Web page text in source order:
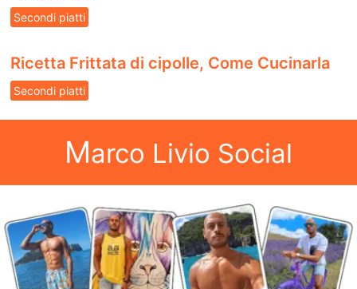
Secondi piatti
Ricetta Frittata di cipolle, Come Cucinarla
Secondi piatti
Marco Livio Social